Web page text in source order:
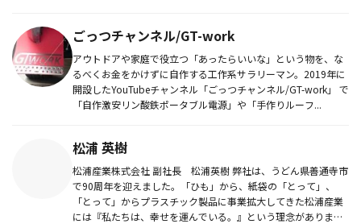
ごっつチャンネル/GT-work
アウトドアや家庭で役立つ「あったらいいな」という物を、な
るべくお金をかけずに自作する工作系サラリーマン。2019年に
開設したYouTubeチャンネル「ごっつチャンネル/GT-work」 で
「自作激安リン酸鉄ポータブル電源」や「手作りルーフ...
松浦 英樹
松浦産業株式会社 副社長 松浦英樹 弊社は、うどん県善通寺市
で90周年を迎えました。「ひも」から、紙袋の「とって」、
「とって」からプラスチック製品に事業拡大してきた松浦産業
には『私たちは、幸せを運んでいる。』という理念がありま